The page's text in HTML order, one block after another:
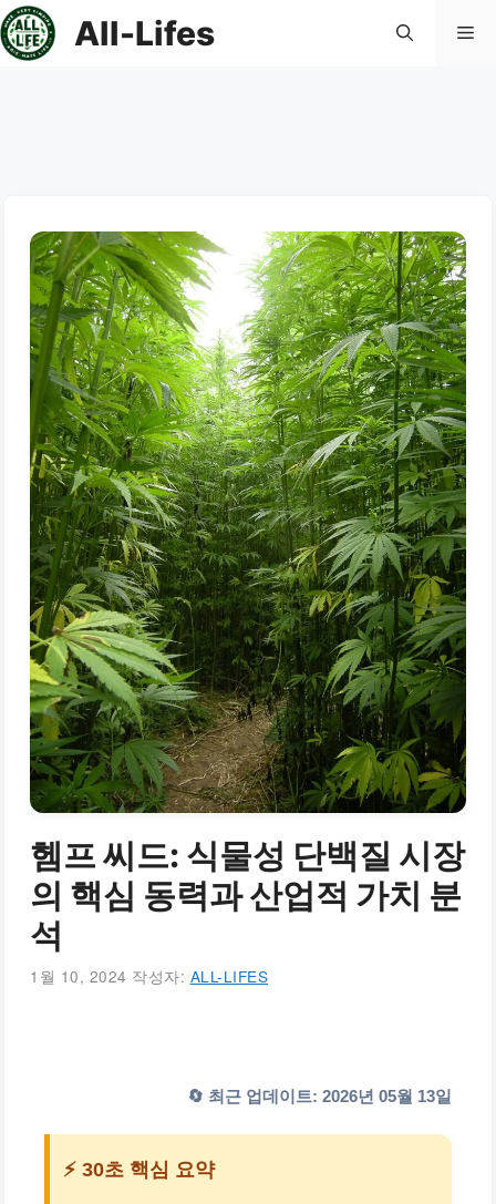
컨
텐
All-Lifes 메
헴프 씨드: 식물성 단백질 시장
의 핵심 동력과 산업적 가치 분
석
1월 10, 2024 작성자: ALL-LIFES
🔄 최근 업데이트: 2026년 05월 13일
⚡ 30초 핵심 요약